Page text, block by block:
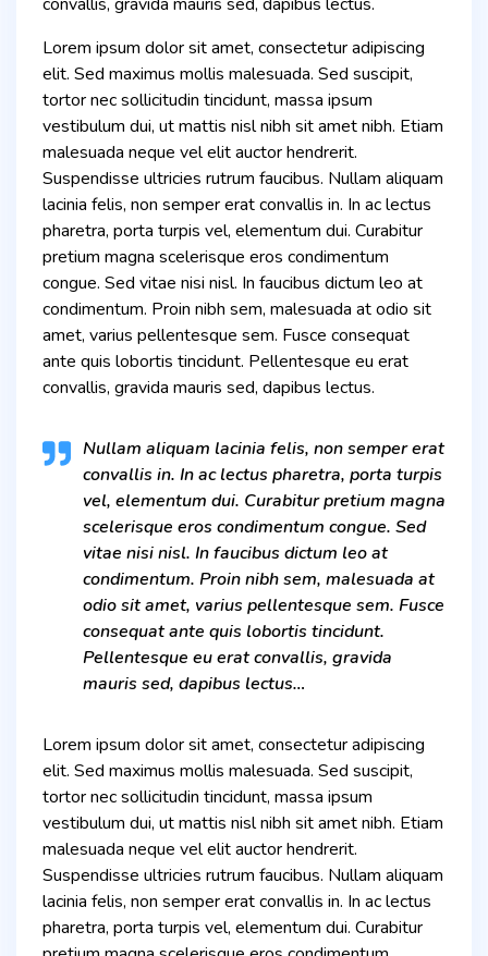
Lorem ipsum dolor sit amet, consectetur adipiscing
elit. Sed maximus mollis malesuada. Sed suscipit,
tortor nec sollicitudin tincidunt, massa ipsum
vestibulum dui, ut mattis nisl nibh sit amet nibh. Etiam
malesuada neque vel elit auctor hendrerit.
Suspendisse ultricies rutrum faucibus. Nullam aliquam
lacinia felis, non semper erat convallis in. In ac lectus
pharetra, porta turpis vel, elementum dui. Curabitur
pretium magna scelerisque eros condimentum
congue. Sed vitae nisi nisl. In faucibus dictum leo at
condimentum. Proin nibh sem, malesuada at odio sit
amet, varius pellentesque sem. Fusce consequat
ante quis lobortis tincidunt. Pellentesque eu erat
convallis, gravida mauris sed, dapibus lectus.
Nullam aliquam lacinia felis, non semper erat
convallis in. In ac lectus pharetra, porta turpis
vel, elementum dui. Curabitur pretium magna
scelerisque eros condimentum congue. Sed
vitae nisi nisl. In faucibus dictum leo at
condimentum. Proin nibh sem, malesuada at
odio sit amet, varius pellentesque sem. Fusce
consequat ante quis lobortis tincidunt.
Pellentesque eu erat convallis, gravida
mauris sed, dapibus lectus…
Lorem ipsum dolor sit amet, consectetur adipiscing
elit. Sed maximus mollis malesuada. Sed suscipit,
tortor nec sollicitudin tincidunt, massa ipsum
vestibulum dui, ut mattis nisl nibh sit amet nibh. Etiam
malesuada neque vel elit auctor hendrerit.
Suspendisse ultricies rutrum faucibus. Nullam aliquam
lacinia felis, non semper erat convallis in. In ac lectus
pharetra, porta turpis vel, elementum dui. Curabitur